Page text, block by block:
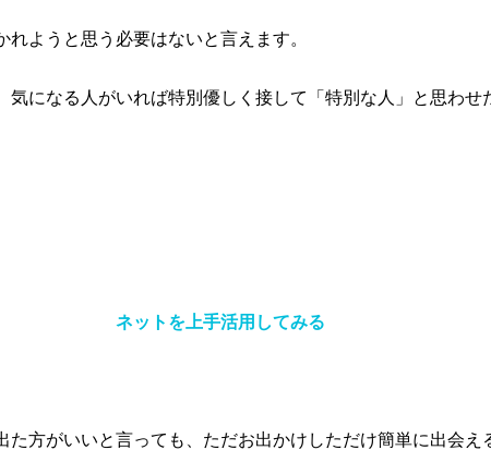
ようと思う必要はないと言えます。
気になる人がいれば特別優しく接して「特別な人」と思わせ
ネットを上手活用してみる
た方がいいと言っても、ただお出かけしただけ簡単に出会え